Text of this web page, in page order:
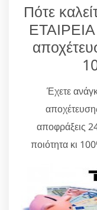
Πότε
Έχετε
αποφράξεις
ποιότητα κι